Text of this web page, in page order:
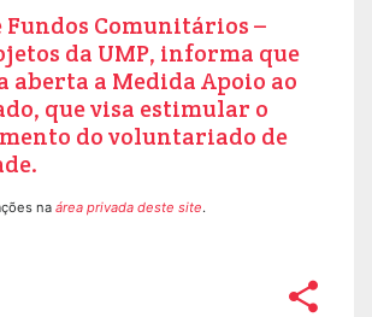
Fundos Comunitários –
da UMP, informa que
aberta a Medida Apoio ao
que visa estimular o
do voluntariado de
na área privada deste site.
share